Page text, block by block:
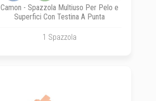
Camon - Spazzola Multiuso Per Pelo e
Superfici Con Testina A Punta
1 Spazzola